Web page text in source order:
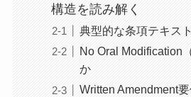
構造を読み解く
典型的な条項テキス
No Oral Modification
か
Written Amendment